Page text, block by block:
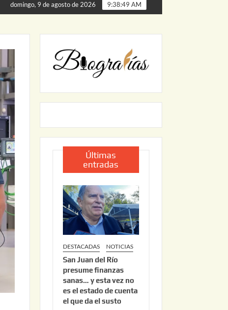
de Palmillas ARRANCA JAPAM EL PROGRAMA “AGUA
domingo, 9 de agosto de 2026 9:38:50 AM
Últimas
entradas
DESTACADAS NOTICIAS
San Juan del Río
presume finanzas
sanas… y esta vez no
es el estado de cuenta
el que da el susto